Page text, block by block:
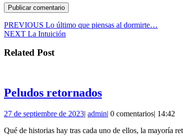
Navegación
de
entradas
PREVIOUS Entrada
anterior:
Lo último que piensas al dormirte…
NEXT Siguiente
La Intuición
Related Post
Peludos retornadosPeludos
27 de septiembre de 202327
septiembre
| adminadmin
| 0 comentarios| 14:42
Qué de historias hay tras cada uno de ellos, la mayoría